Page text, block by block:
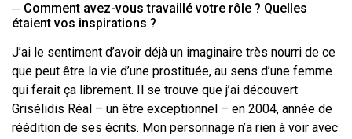
─ Comment avez-vous travaillé votre rôle ? Quelles
étaient vos inspirations ?
J’ai le sentiment d’avoir déjà un imaginaire très nourri de ce
que peut être la vie d’une prostituée, au sens d’une femme
qui ferait ça librement. Il se trouve que j’ai découvert
Grisélidis Réal – un être exceptionnel – en 2004, année de
réédition de ses écrits. Mon personnage n’a rien à voir avec